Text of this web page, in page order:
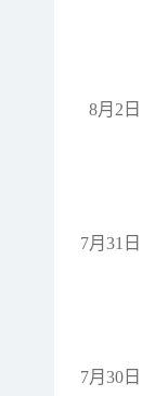
8月2日
7月31日
7月30日